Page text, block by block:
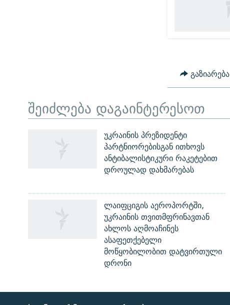
გაზიარება
შეიძლება დაგაინტერესოთ
უკრაინის პრეზიდენტი
პარტნიორებისგან ითხოვს
ანტიბალისტიკური რაკეტებით
დროულად დახმარებას
ლაიფციგის აეროპორტში,
უკრაინის თვითმფრინავთან
ახლოს აღმოაჩინეს
ასაფეთქებელი
მოწყობილობით დატვირთული
დრონი